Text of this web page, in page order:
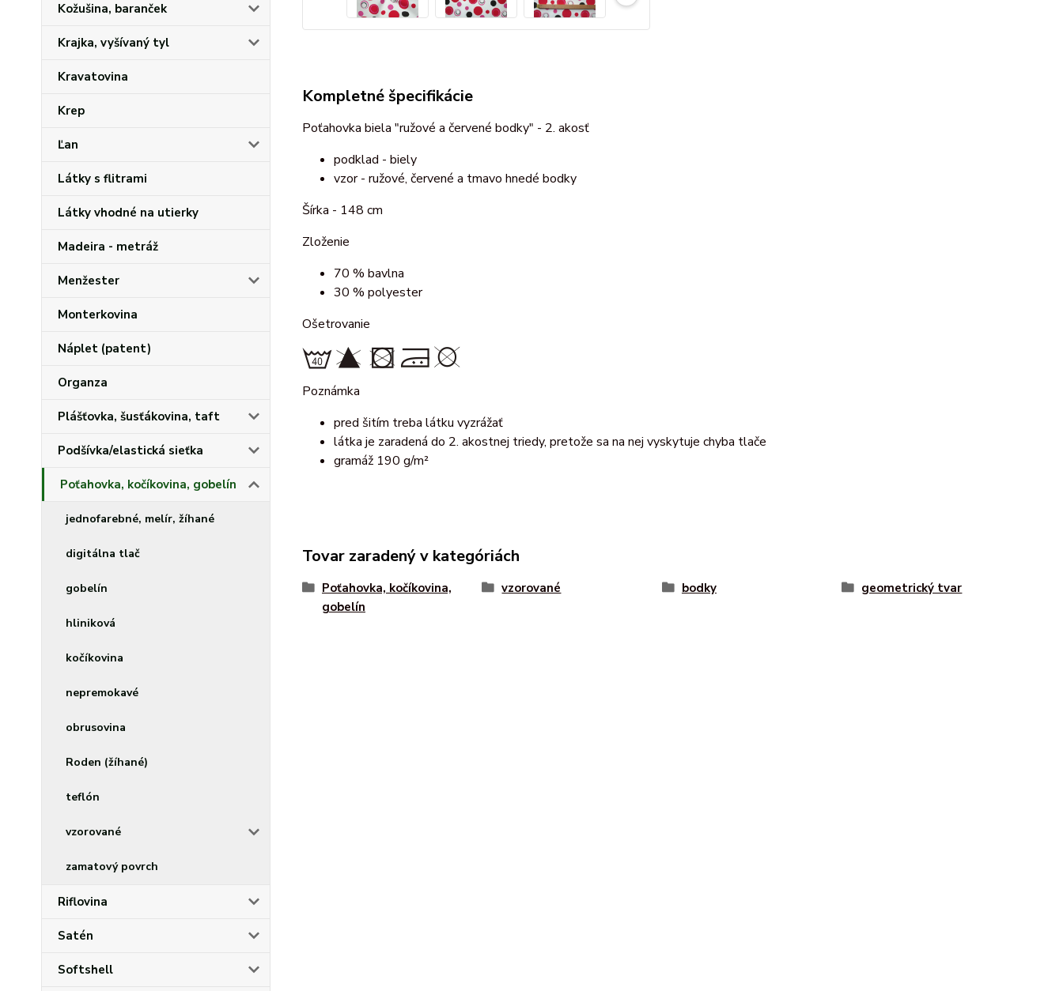
Kožušina, baranček
Krajka, vyšívaný tyl
Kravatovina
Krep
Ľan
Látky s flitrami
Látky vhodné na utierky
Madeira - metráž
Menžester
Monterkovina
Náplet (patent)
Organza
Plášťovka, šusťákovina, taft
Podšívka/elastická sieťka
Poťahovka, kočíkovina, gobelín
jednofarebné, melír, žíhané
digitálna tlač
gobelín
hliniková
kočíkovina
nepremokavé
obrusovina
Roden (žíhané)
teflón
vzorované
zamatový povrch
Riflovina
Satén
Softshell
Kompletné špecifikácie
Poťahovka biela "ružové a červené bodky" - 2. akosť
podklad - biely
vzor - ružové, červené a tmavo hnedé bodky
Šírka - 148 cm
Zloženie
70 % bavlna
30 % polyester
Ošetrovanie
Poznámka
pred šitím treba látku vyzrážať
látka je zaradená do 2. akostnej triedy, pretože sa na nej vyskytuje chyba tlače
gramáž 190 g/m²
Tovar zaradený v kategóriách
Poťahovka, kočíkovina,
gobelín
vzorované bodky geometrický tvar